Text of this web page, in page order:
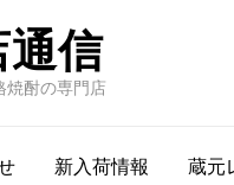
信
焼酎の専門店
新入荷情報 蔵元